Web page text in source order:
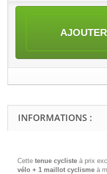
INFORMATIONS :
Cette tenue cycliste à prix
vélo + 1 maillot cyclisme à